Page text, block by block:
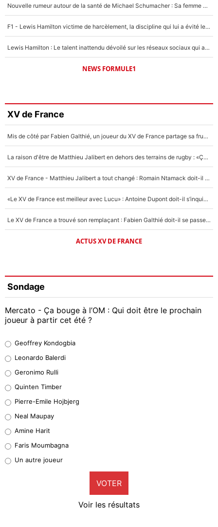
Nouvelle rumeur autour de la santé de Michael Schumacher : Sa femme Corinna sort du silence
F1 - Lewis Hamilton victime de harcèlement, la discipline qui lui a évité le pire : «J'aurais probablement mal tourné»
Lewis Hamilton : Le talent inattendu dévoilé sur les réseaux sociaux qui a impressionné Kim Kardashian pendant leurs vacances en amoureux !
NEWS FORMULE1
XV de France
Mis de côté par Fabien Galthié, un joueur du XV de France partage sa frustration : «ils ne me l’ont pas dit tout de suite»
La raison d'être de Matthieu Jalibert en dehors des terrains de rugby : «Ça m'atteint autant que si tu touches à un membre de ma famille»
XV de France - Matthieu Jalibert a tout changé : Romain Ntamack doit-il s’inquiéter pour sa place à un an de la Coupe du monde ?
«Le XV de France est meilleur avec Lucu» : Antoine Dupont doit-il s’inquiéter pour sa place ?
Le XV de France a trouvé son remplaçant : Fabien Galthié doit-il se passer d'Antoine Dupont ?
ACTUS XV DE FRANCE
Sondage
Mercato - Ça bouge à l’OM : Qui doit être le prochain
joueur à partir cet été ?
38%
32%
4%
1%
9%
Geoffrey Kondogbia
Leonardo Balerdi
Geronimo Rulli
Quinten Timber
Pierre-Emile Hojbjerg
Neal Maupay
Amine Harit
Faris Moumbagna
Un autre joueur
VOTER
Voir les résultats